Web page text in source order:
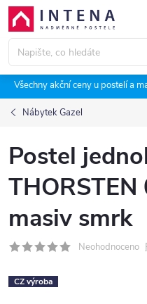
Přejít
obsah
Všechny akční ceny u postelí a
Nábytek Gazel
Postel
masiv smrk
Neohodnoceno
CZ výroba